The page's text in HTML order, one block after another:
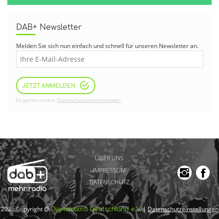
DAB+ Newsletter
Melden Sie sich nun einfach und schnell für unseren Newsletter an.
JETZT ANMELDEN
Es gelten unsere Datenschutzbestimmungen.
ÜBER UNS
IMPRESSUM
DATENSCHUTZ
2026 Copyright @Digitalradio Deutschland e.V.| Datenschutzeinstellungen